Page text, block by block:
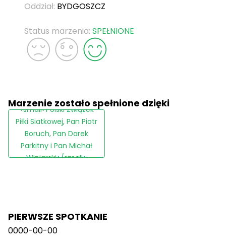
Oddział: BYDGOSZCZ
Status marzenia: SPEŁNIONE
Marzenie zostało spełnione dzięki
<small>Polski Związek
Piłki Siatkowej, Pan Piotr
Boruch, Pan Darek
Parkitny i Pan Michał
Winiarski</small>
PIERWSZE SPOTKANIE
0000-00-00